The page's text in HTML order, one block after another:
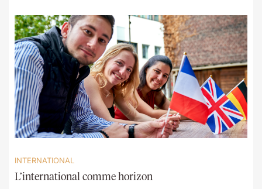
INTERNATIONAL
L’international comme horizon